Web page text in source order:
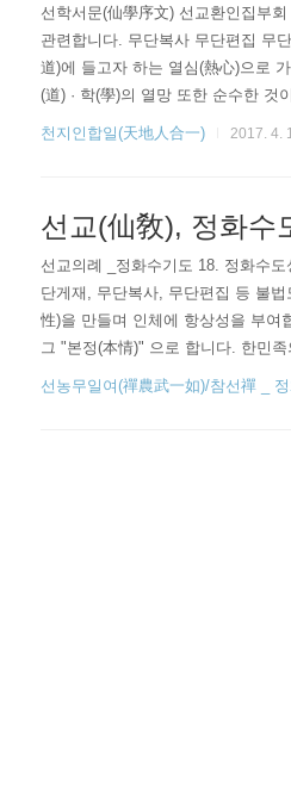
선학서문(仙學序文) 선교환인집부
관련합니다. 무단복사 무단편집 무
道)에 들고자 하는 열심(熱心)으로
(道) · 학(學)의 열망 또한 순수한 것
국 선학(仙學)은 참되고 바른 것을
천지인합일(天地人合一) 2017. 4.
선교(仙敎), 정화수
선교의례 _정화수기도 18. 정화수
단게재, 무단복사, 무단편집 등 불
性)을 만들며 인체에 항상성을 부여
그 "본정(本情)" 으로 합니다. 한민
있는 샘물로는 세계 유일합니다.
선농무일여(禪農武一如)/참선禪 _